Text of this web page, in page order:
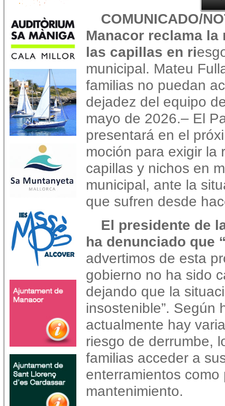
COMUNICADO/
Manacor reclama
las capillas en ri
municipal. Mateu
familias no puedan
dejadez del equipo
mayo de 2026.– El
presentará en el
moción para exigir la
capillas y nichos en
municipal, ante la
que sufren desde
El presidente de
ha denunciado que
advertimos de esta
gobierno no ha sido
dejando que la
insostenible”. Según
actualmente hay
riesgo de derrumbe,
familias acceder a
enterramientos
mantenimiento.